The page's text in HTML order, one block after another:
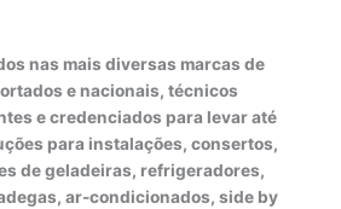
nas mais diversas marcas de
e nacionais, técnicos
e credenciados para levar até
para instalações, consertos,
de geladeiras, refrigeradores,
ar-condicionados, side by